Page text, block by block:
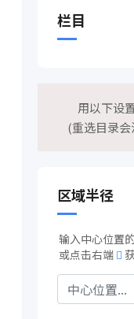
栏目
用以下设
(重选目录
区域半径
输入中心位置
或点击右端